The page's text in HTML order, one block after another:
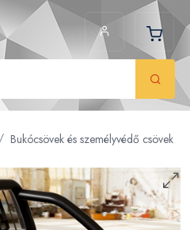
Bukócsövek és személyvédő csövek